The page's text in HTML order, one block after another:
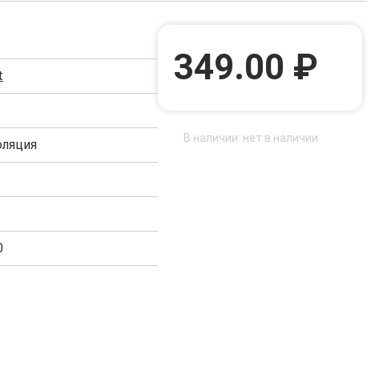
349.00 ₽
В наличии: нет в наличии